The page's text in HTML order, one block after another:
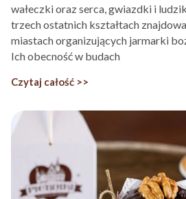
wałeczki oraz serca, gwiazdki i
trzech ostatnich kształtach
miastach organizujących jarmarki
Ich obecność w budach
Czytaj całość >>